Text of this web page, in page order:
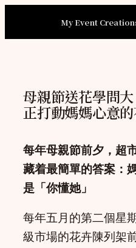
content
My Event
母親節送花學問
正打動媽媽心意
每年母親節前夕，超
藏着最簡單的答案：
是「你懂她」
每年五月的第二個星
級市場的花卉陳列架